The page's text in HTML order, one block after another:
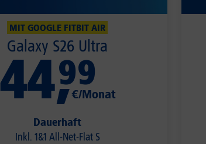
MIT GOOGLE FITBIT AIR
Galaxy S26 Ultra
44,
99
€/Monat
Dauerhaft
Inkl. 1&1 All-Net-Flat S